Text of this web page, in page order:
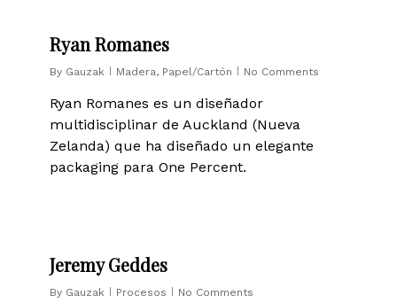
Ryan Romanes
By Gauzak Madera, Papel/Cartón No Comments
Ryan Romanes es un diseñador
multidisciplinar de Auckland (Nueva
Zelanda) que ha diseñado un elegante
packaging para One Percent.
Jeremy Geddes
By Gauzak Procesos No Comments